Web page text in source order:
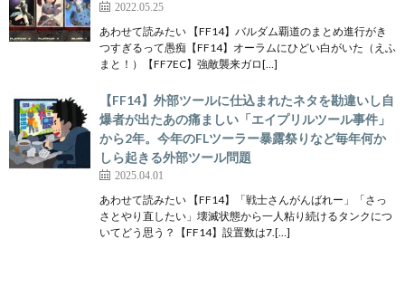
2022.05.25
あわせて読みたい 【FF14】バルダム覇道のまとめ進行がき
つすぎるって愚痴【FF14】オーラムにひどい白がいた（えふ
まと！）【FF7EC】強敵襲来ガロ[…]
【FF14】外部ツールに仕込まれたネタを勘違いし自
爆者が出たあの痛ましい「エイプリルツール事件」
から2年。今年のFLツーラー暴露祭りなど毎年何か
しら起きる外部ツール問題
2025.04.01
あわせて読みたい 【FF14】「戦士さんがんばれー」「さっ
さとやり直したい」壊滅状態から一人粘り続けるタンクにつ
いてどう思う？【FF14】設置数は7.[…]